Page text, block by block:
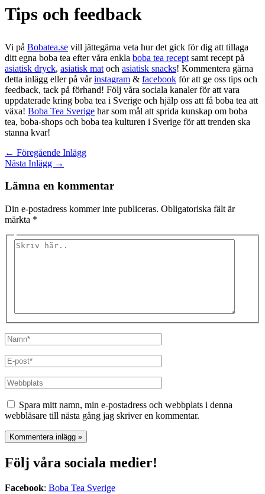
Tips och feedback
Vi på Bobatea.se vill jättegärna veta hur det gick för dig att tillaga
ditt egna boba tea efter våra enkla boba tea recept samt recept på
asiatisk dryck, asiatisk mat och asiatisk snacks! Kommentera gärna
detta inlägg eller på vårinstagram & facebook för att ge oss tips och
feedback, tack på förhand! Följ våra sociala kanaler för att vara
uppdaterade kring boba tea i Sverige och hjälp oss att få boba tea att
växa! Boba Tea Sverige har som mål att sprida kunskap om boba
tea, boba-shops och boba tea kulturen i Sverige för att trenden ska
stanna kvar!
← Föregående Inlägg
Nästa Inlägg →
Lämna en kommentar
Din e-postadress kommer inte publiceras. Obligatoriska fält är
märkta *
Skriv
Namn*
E-
post*
Webbplats
Spara mitt namn, min e-postadress och webbplats i denna
webbläsare till nästa gång jag skriver en kommentar.
Följ våra sociala medier!
Facebook: Boba Tea Sverige